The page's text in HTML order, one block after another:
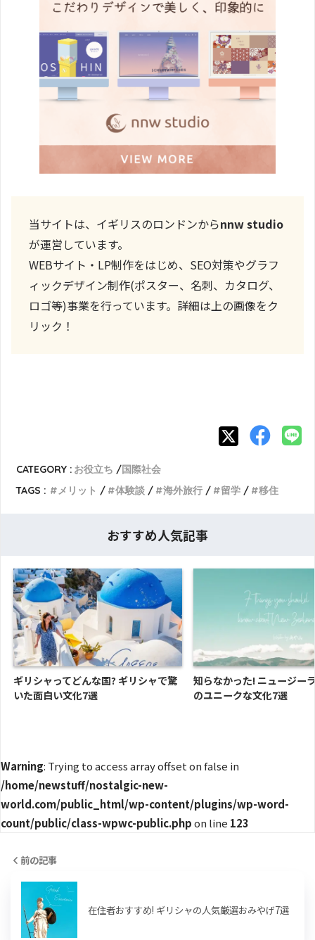
当サイトは、イギリスのロンドンからnnw studio
が運営しています。
WEBサイト・LP制作をはじめ、SEO対策やグラフ
ィックデザイン制作(ポスター、名刺、カタログ、
ロゴ等)事業を行っています。詳細は上の画像をク
リック！
CATEGORY : お役立ち
国際社会
TAGS :
メリット 体験談 海外旅行 留学 移住
おすすめ人気記事
ギリシャってどんな国? ギリシャで驚
いた面白い文化7選
知らなかった! ニュージー
のユニークな文化7選
Warning: Trying to access array offset on false in
/home/newstuff/nostalgic-new-
world.com/public_html/wp-content/plugins/wp-word-
count/public/class-wpwc-public.phpon line 123
前の記事
在住者おすすめ! ギリシャの人気厳選おみやげ7選